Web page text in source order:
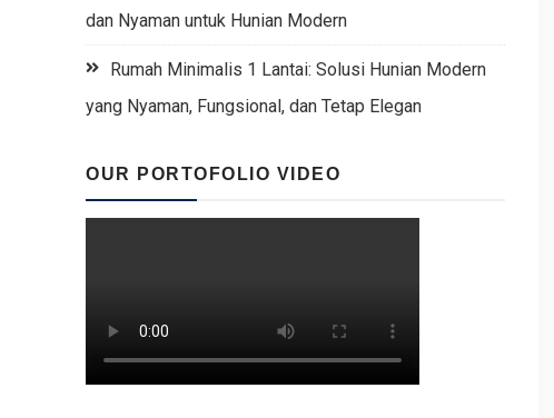
dan Nyaman untuk Hunian Modern
Rumah Minimalis 1 Lantai: Solusi Hunian Modern
yang Nyaman, Fungsional, dan Tetap Elegan
OUR PORTOFOLIO VIDEO